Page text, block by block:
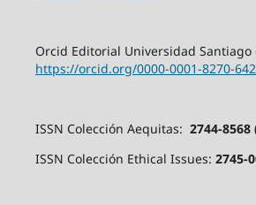
Orcid Editorial Universidad Santiago
https://orcid.org/0000-0001-8270-
ISSN Colección Aequitas: 2744-
ISSN Colección Ethical Issues: 2745-